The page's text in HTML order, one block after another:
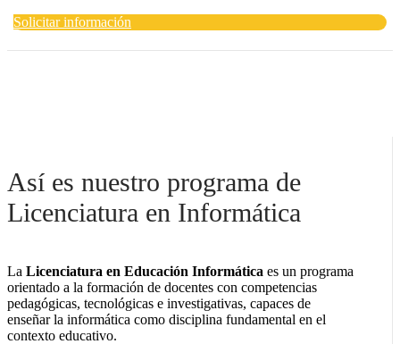
Solicitar información
Así es nuestro programa de
Licenciatura en Informática
La Licenciatura en Educación Informática es un programa
orientado a la formación de docentes con competencias
pedagógicas, tecnológicas e investigativas, capaces de
enseñar la informática como disciplina fundamental en el
contexto educativo.